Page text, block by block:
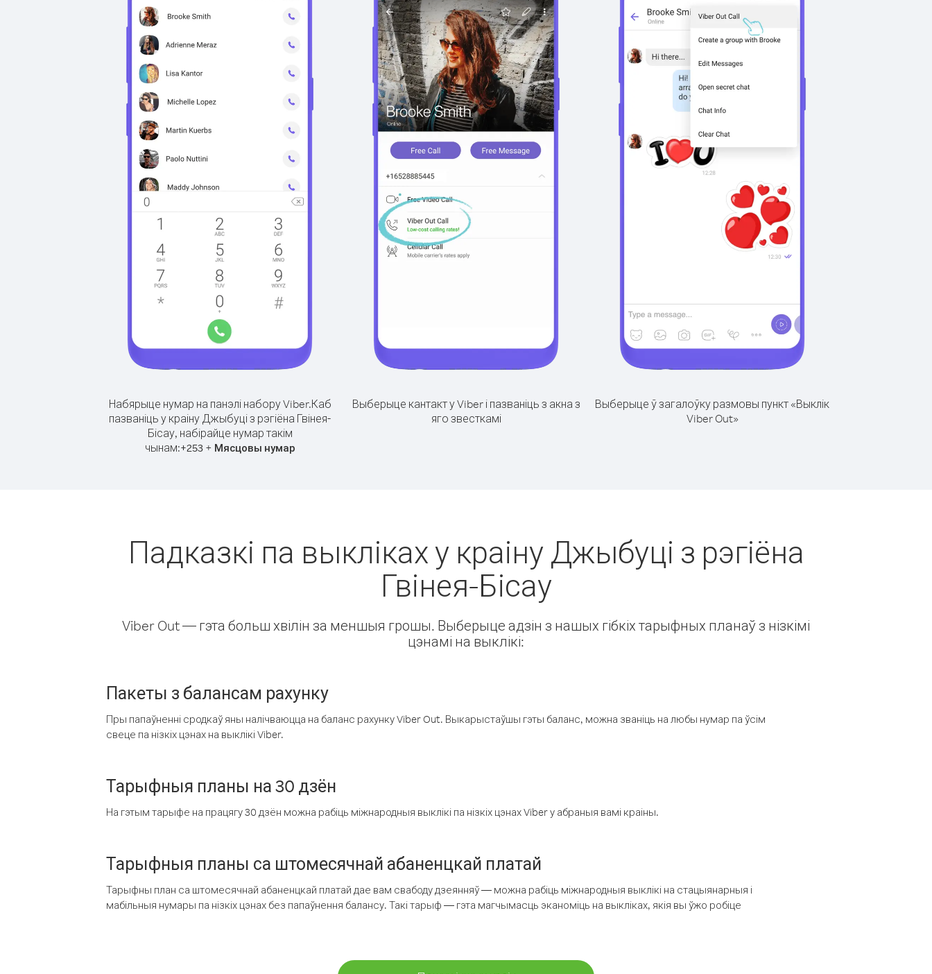
Набярыце нумар на панэлі набору Viber.Каб
пазваніць у краіну Джыбуці з рэгіёна Гвінея-
Бісау, набірайце нумар такім
чынам:+253+ Мясцовы нумар
Выберыце кантакт у Viber і пазваніць з акна з
яго звесткамі
Выберыце ў загалоўку размовы пункт «Выклік
Viber Out»
Падказкі па выкліках у краіну Джыбуці з рэгіёна
Гвінея-Бісау
Viber Out — гэта больш хвілін за меншыя грошы. Выберыце адзін з нашых гібкіх тарыфных планаў з нізкімі
цэнамі на выклікі:
Пакеты з балансам рахунку
Пры папаўненні сродкаў яны налічваюцца на баланс рахунку Viber Out. Выкарыстаўшы гэты баланс, можна званіць на любы нумар па ўсім
свеце па нізкіх цэнах на выклікі Viber.
Тарыфныя планы на 30 дзён
На гэтым тарыфе на працягу 30 дзён можна рабіць міжнародныя выклікі па нізкіх цэнах Viber у абраныя вамі краіны.
Тарыфныя планы са штомесячнай абаненцкай платай
Тарыфны план са штомесячнай абаненцкай платай дае вам свабоду дзеянняў — можна рабіць міжнародныя выклікі на стацыянарныя і
мабільныя нумары па нізкіх цэнах без папаўнення балансу. Такі тарыф — гэта магчымасць эканоміць на выкліках, якія вы ўжо робіце